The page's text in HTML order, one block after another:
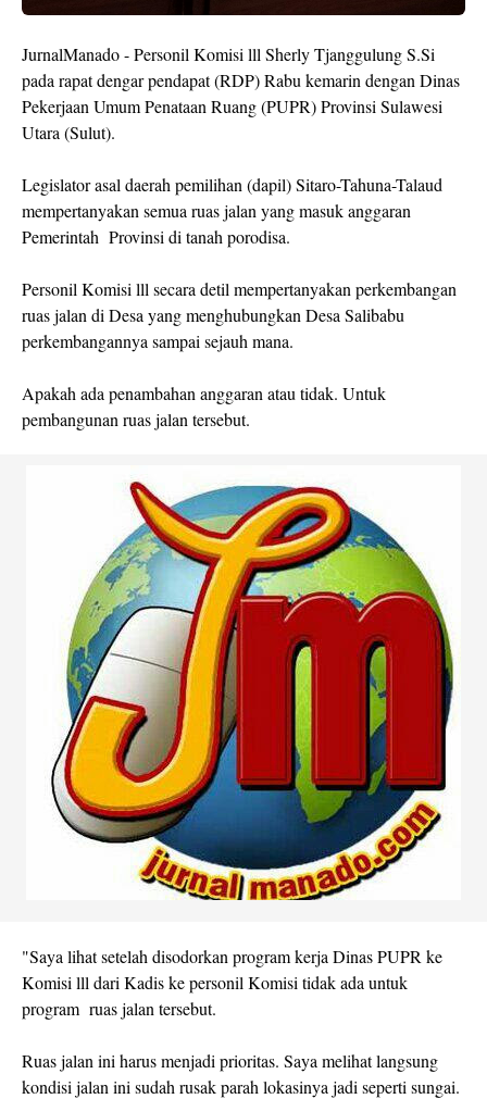
JurnalManado - Personil Komisi lll Sherly Tjanggulung S.Si
pada rapat dengar pendapat (RDP) Rabu kemarin dengan Dinas
Pekerjaan Umum Penataan Ruang (PUPR) Provinsi Sulawesi
Utara (Sulut).
Legislator asal daerah pemilihan (dapil) Sitaro-Tahuna-Talaud
mempertanyakan semua ruas jalan yang masuk anggaran
Pemerintah Provinsi di tanah porodisa.
Personil Komisi lll secara detil mempertanyakan perkembangan
ruas jalan di Desa yang menghubungkan Desa Salibabu
perkembangannya sampai sejauh mana.
Apakah ada penambahan anggaran atau tidak. Untuk
pembangunan ruas jalan tersebut.
"Saya lihat setelah disodorkan program kerja Dinas PUPR ke
Komisi lll dari Kadis ke personil Komisi tidak ada untuk
program ruas jalan tersebut.
Ruas jalan ini harus menjadi prioritas. Saya melihat langsung
kondisi jalan ini sudah rusak parah lokasinya jadi seperti sungai.